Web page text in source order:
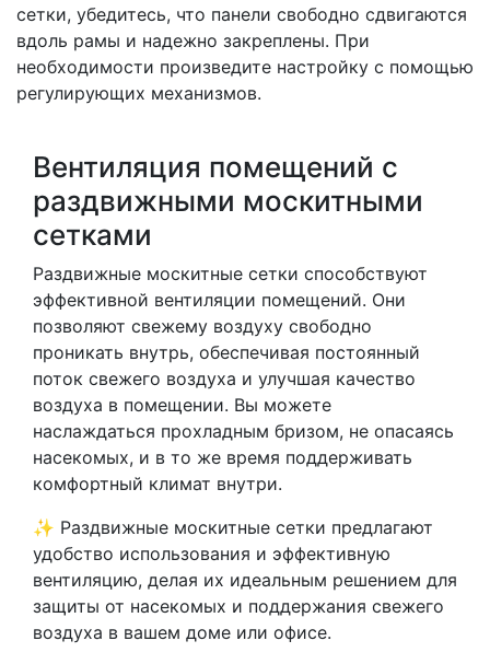
сетки, убедитесь, что панели свободно сдвигаются
вдоль рамы и надежно закреплены. При
необходимости произведите настройку с помощью
регулирующих механизмов.
Вентиляция помещений с
раздвижными москитными
сетками
Раздвижные москитные сетки способствуют
эффективной вентиляции помещений. Они
позволяют свежему воздуху свободно
проникать внутрь, обеспечивая постоянный
поток свежего воздуха и улучшая качество
воздуха в помещении. Вы можете
наслаждаться прохладным бризом, не опасаясь
насекомых, и в то же время поддерживать
комфортный климат внутри.
✨ Раздвижные москитные сетки предлагают
удобство использования и эффективную
вентиляцию, делая их идеальным решением для
защиты от насекомых и поддержания свежего
воздуха в вашем доме или офисе.